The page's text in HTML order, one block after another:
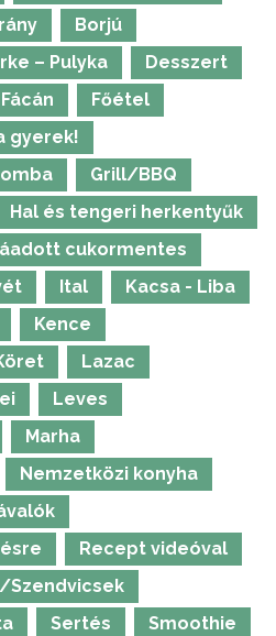
Borjú
– Pulyka
Desszert
Fácán
Főétel
gyerek!
Grill/BBQ
Hal és tengeri herkentyűk
cukormentes
Ital
Kacsa - Liba
Kence
Lazac
Leves
Marha
Nemzetközi konyha
Recept videóval
Szendvicsek
Sertés
Smoothie